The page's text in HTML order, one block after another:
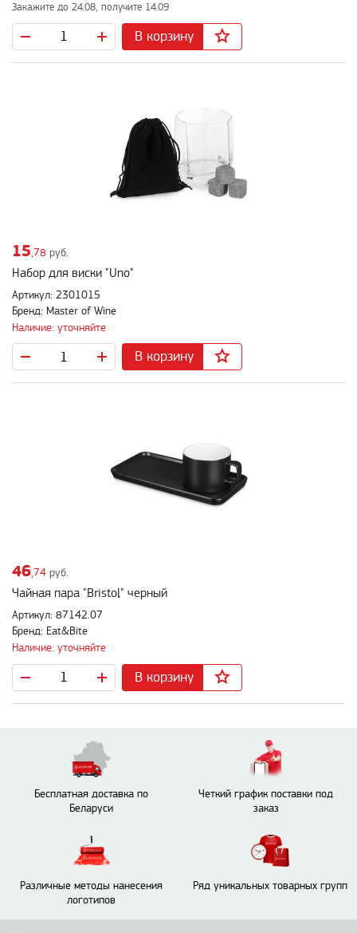
Закажите до 24.08, получите 14.09
В корзину
15 ,78 руб.
Набор для виски "Uno"
Артикул: 2301015
Бренд: Master of Wine
Наличие: уточняйте
В корзину
46,74 руб.
Чайная пара "Bristol" черный
Артикул: 87142.07
Бренд: Eat&Bite
Наличие: уточняйте
В корзину
Бесплатная доставка по
Беларуси
Четкий график поставки под
заказ
Различные методы нанесения
логотипов
Ряд уникальных товарных групп